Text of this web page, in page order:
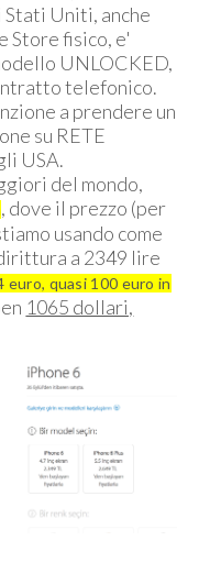
Uniti, anche
Store fisico, e'
UNLOCKED,
telefonico.
a prendere un
su RETE
USA.
del mondo,
, dove il prezzo (per
usando come
a 2349 lire
euro, quasi 100 euro in
1065 dollari,